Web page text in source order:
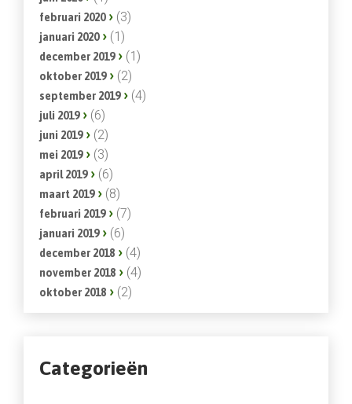
februari 2020 (3)
januari 2020 (1)
december 2019 (1)
oktober 2019 (2)
september 2019 (4)
juli 2019 (6)
juni 2019 (2)
mei 2019 (3)
april 2019 (6)
maart 2019 (8)
februari 2019 (7)
januari 2019 (6)
december 2018 (4)
november 2018 (4)
oktober 2018 (2)
Categorieën